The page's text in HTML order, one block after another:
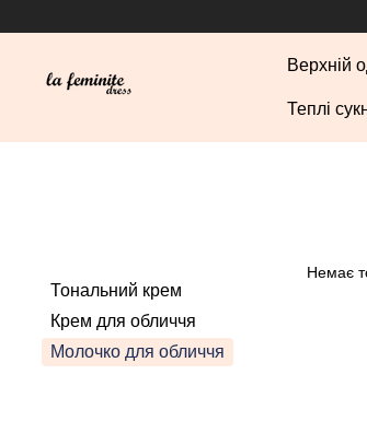
Верхній
Теплі
Немає
Тональний крем
Крем для обличчя
Молочко для обличчя